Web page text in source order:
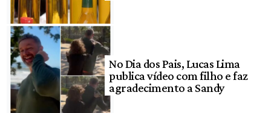
No Dia dos Pais, Lucas Lima
publica vídeo com filho e faz
agradecimento a Sandy